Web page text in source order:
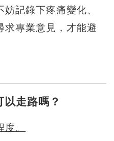
記錄下疼痛變化、
求專業意見，才能避
以走路嗎？
。